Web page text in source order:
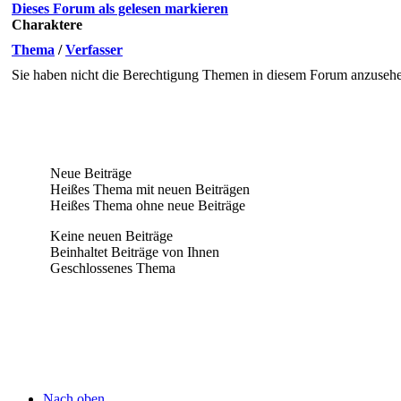
Dieses Forum als gelesen markieren
Charaktere
Thema /Verfasser
Sie haben nicht die Berechtigung Themen in diesem Forum
Neue Beiträge
Heißes Thema mit neuen Beiträgen
Heißes Thema ohne neue Beiträge
Keine neuen Beiträge
Beinhaltet Beiträge von Ihnen
Geschlossenes Thema